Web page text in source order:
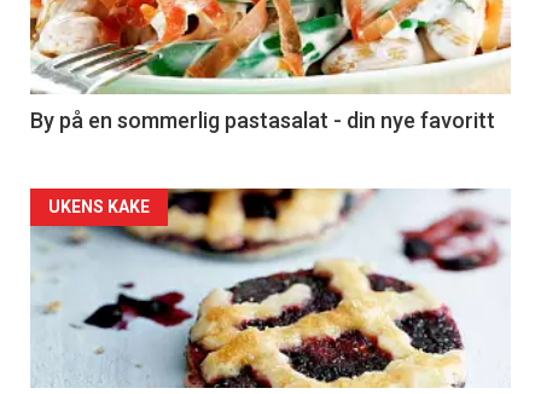
nå
-
5
By på en sommerlig pastasalat - din nye favoritt
Forsiden
akkurat
nå
UKENS KAKE